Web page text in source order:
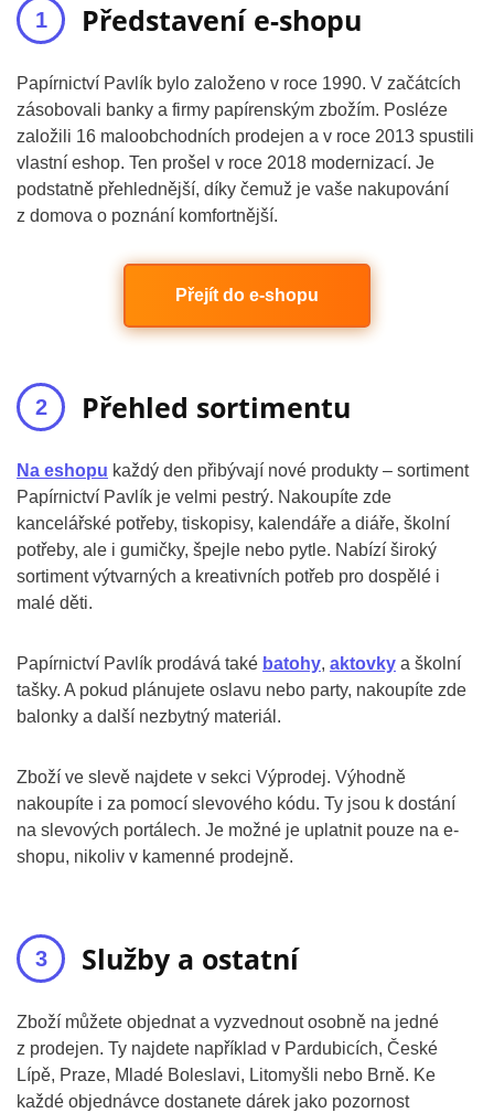
Představení e-shopu
Papírnictví Pavlík bylo založeno v roce 1990. V začátcích
zásobovali banky a firmy papírenským zbožím. Posléze
založili 16 maloobchodních prodejen a v roce 2013 spustili
vlastní eshop. Ten prošel v roce 2018 modernizací. Je
podstatně přehlednější, díky čemuž je vaše nakupování
z domova o poznání komfortnější.
Přejít do e-shopu
Přehled sortimentu
Na eshopu každý den přibývají nové produkty – sortiment
Papírnictví Pavlík je velmi pestrý. Nakoupíte zde
kancelářské potřeby, tiskopisy, kalendáře a diáře, školní
potřeby, ale i gumičky, špejle nebo pytle. Nabízí široký
sortiment výtvarných a kreativních potřeb pro dospělé i
malé děti.
Papírnictví Pavlík prodává také batohy, aktovky a školní
tašky. A pokud plánujete oslavu nebo party, nakoupíte zde
balonky a další nezbytný materiál.
Zboží ve slevě najdete v sekci Výprodej. Výhodně
nakoupíte i za pomocí slevového kódu. Ty jsou k dostání
na slevových portálech. Je možné je uplatnit pouze na e-
shopu, nikoliv v kamenné prodejně.
Služby a ostatní
Zboží můžete objednat a vyzvednout osobně na jedné
z prodejen. Ty najdete například v Pardubicích, České
Lípě, Praze, Mladé Boleslavi, Litomyšli nebo Brně. Ke
každé objednávce dostanete dárek jako pozornost